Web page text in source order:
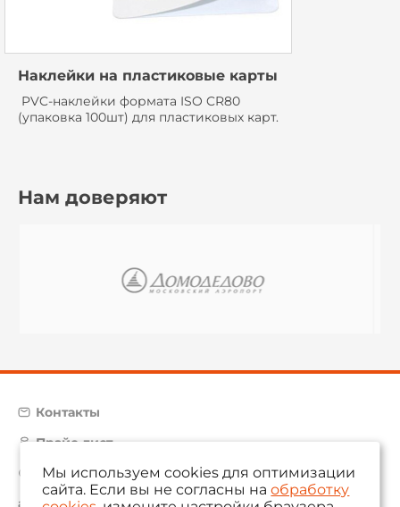
Наклейки на пластиковые карты
PVC-наклейки формата ISO CR80
(упаковка 100шт) для пластиковых карт.
Нам доверяют
Контакты
Прайс-лист
Карта сайта
Мы используем cookies для оптимизации
сайта. Если вы не согласны наобработку